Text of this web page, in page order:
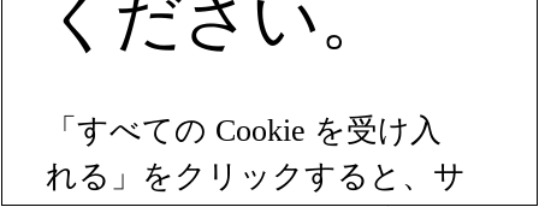
ください。
「すべての Cookie を受け入
れる」をクリックすると、サ